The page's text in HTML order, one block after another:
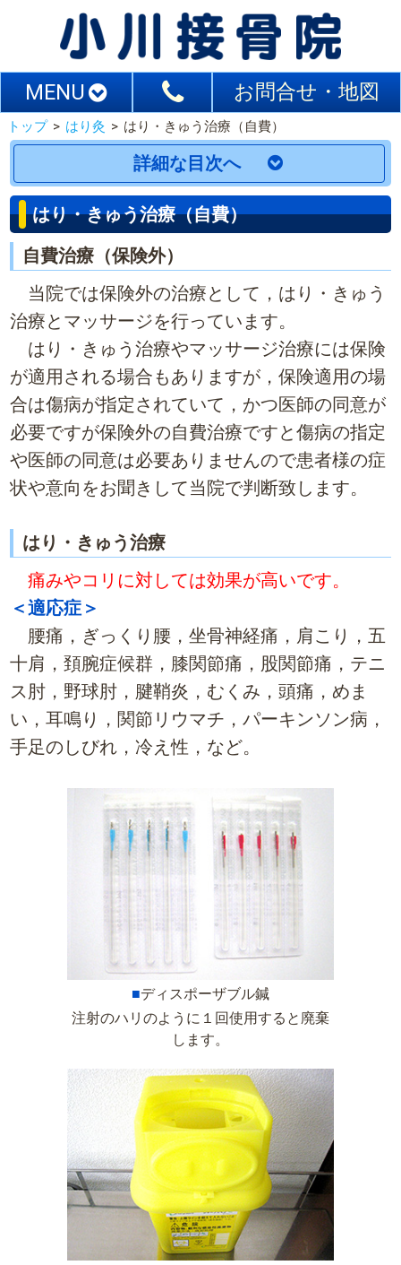
MENU お問合せ・地図
トップ > はり灸 > はり・きゅう治療（自費）
詳細な目次へ
はり・きゅう治療（自費）
自費治療（保険外）
当院では保険外の治療として，はり・きゅう
治療とマッサージを行っています。
はり・きゅう治療やマッサージ治療には保険
が適用される場合もありますが，保険適用の場
合は傷病が指定されていて，かつ医師の同意が
必要ですが保険外の自費治療ですと傷病の指定
や医師の同意は必要ありませんので患者様の症
状や意向をお聞きして当院で判断致します。
はり・きゅう治療
痛みやコリに対しては効果が高いです。
＜適応症＞
腰痛，ぎっくり腰，坐骨神経痛，肩こり，五
十肩，頚腕症候群，膝関節痛，股関節痛，テニ
ス肘，野球肘，腱鞘炎，むくみ，頭痛，めま
い，耳鳴り，関節リウマチ，パーキンソン病，
手足のしびれ，冷え性，など。
■ディスポーザブル鍼
注射のハリのように１回使用すると廃棄
します。